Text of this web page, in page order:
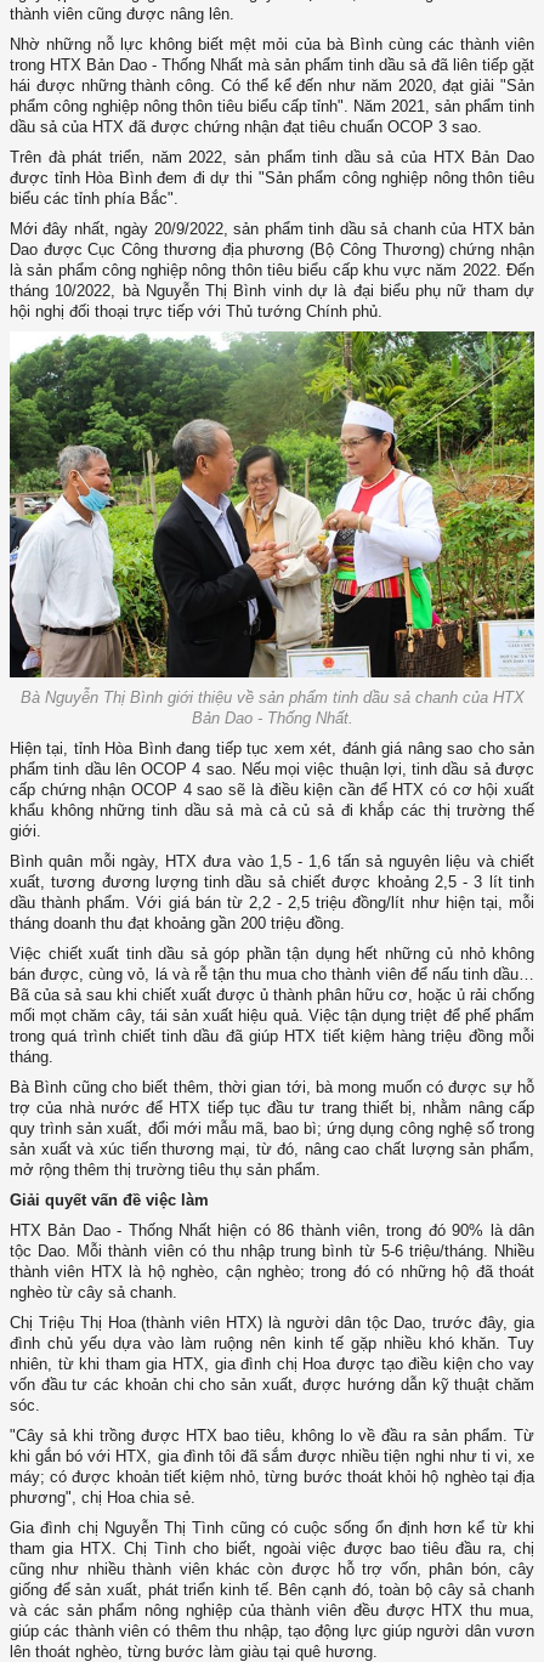
thành viên cũng được nâng lên.
Nhờ những nỗ lực không biết mệt mỏi của bà Bình cùng các thành viên
trong HTX Bản Dao - Thống Nhất mà sản phẩm tinh dầu sả đã liên tiếp gặt
hái được những thành công. Có thể kể đến như năm 2020, đạt giải "Sản
phẩm công nghiệp nông thôn tiêu biểu cấp tỉnh". Năm 2021, sản phẩm tinh
dầu sả của HTX đã được chứng nhận đạt tiêu chuẩn OCOP 3 sao.
Trên đà phát triển, năm 2022, sản phẩm tinh dầu sả của HTX Bản Dao
được tỉnh Hòa Bình đem đi dự thi "Sản phẩm công nghiệp nông thôn tiêu
biểu các tỉnh phía Bắc".
Mới đây nhất, ngày 20/9/2022, sản phẩm tinh dầu sả chanh của HTX bản
Dao được Cục Công thương địa phương (Bộ Công Thương) chứng nhận
là sản phẩm công nghiệp nông thôn tiêu biểu cấp khu vực năm 2022. Đến
tháng 10/2022, bà Nguyễn Thị Bình vinh dự là đại biểu phụ nữ tham dự
hội nghị đối thoại trực tiếp với Thủ tướng Chính phủ.
Bà Nguyễn Thị Bình giới thiệu về sản phẩm tinh dầu sả chanh của HTX
Bản Dao - Thống Nhất.
Hiện tại, tỉnh Hòa Bình đang tiếp tục xem xét, đánh giá nâng sao cho sản
phẩm tinh dầu lên OCOP 4 sao. Nếu mọi việc thuận lợi, tinh dầu sả được
cấp chứng nhận OCOP 4 sao sẽ là điều kiện cần để HTX có cơ hội xuất
khẩu không những tinh dầu sả mà cả củ sả đi khắp các thị trường thế
giới.
Bình quân mỗi ngày, HTX đưa vào 1,5 - 1,6 tấn sả nguyên liệu và chiết
xuất, tương đương lượng tinh dầu sả chiết được khoảng 2,5 - 3 lít tinh
dầu thành phẩm. Với giá bán từ 2,2 - 2,5 triệu đồng/lít như hiện tại, mỗi
tháng doanh thu đạt khoảng gần 200 triệu đồng.
Việc chiết xuất tinh dầu sả góp phần tận dụng hết những củ nhỏ không
bán được, cùng vỏ, lá và rễ tận thu mua cho thành viên để nấu tinh dầu…
Bã của sả sau khi chiết xuất được ủ thành phân hữu cơ, hoặc ủ rải chống
mối mọt chăm cây, tái sản xuất hiệu quả. Việc tận dụng triệt để phế phẩm
trong quá trình chiết tinh dầu đã giúp HTX tiết kiệm hàng triệu đồng mỗi
tháng.
Bà Bình cũng cho biết thêm, thời gian tới, bà mong muốn có được sự hỗ
trợ của nhà nước để HTX tiếp tục đầu tư trang thiết bị, nhằm nâng cấp
quy trình sản xuất, đổi mới mẫu mã, bao bì; ứng dụng công nghệ số trong
sản xuất và xúc tiến thương mại, từ đó, nâng cao chất lượng sản phẩm,
mở rộng thêm thị trường tiêu thụ sản phẩm.
Giải quyết vấn đề việc làm
HTX Bản Dao - Thống Nhất hiện có 86 thành viên, trong đó 90% là dân
tộc Dao. Mỗi thành viên có thu nhập trung bình từ 5-6 triệu/tháng. Nhiều
thành viên HTX là hộ nghèo, cận nghèo; trong đó có những hộ đã thoát
nghèo từ cây sả chanh.
Chị Triệu Thị Hoa (thành viên HTX) là người dân tộc Dao, trước đây, gia
đình chủ yếu dựa vào làm ruộng nên kinh tế gặp nhiều khó khăn. Tuy
nhiên, từ khi tham gia HTX, gia đình chị Hoa được tạo điều kiện cho vay
vốn đầu tư các khoản chi cho sản xuất, được hướng dẫn kỹ thuật chăm
sóc.
"Cây sả khi trồng được HTX bao tiêu, không lo về đầu ra sản phẩm. Từ
khi gắn bó với HTX, gia đình tôi đã sắm được nhiều tiện nghi như ti vi, xe
máy; có được khoản tiết kiệm nhỏ, từng bước thoát khỏi hộ nghèo tại địa
phương", chị Hoa chia sẻ.
Gia đình chị Nguyễn Thị Tình cũng có cuộc sống ổn định hơn kể từ khi
tham gia HTX. Chị Tình cho biết, ngoài việc được bao tiêu đầu ra, chị
cũng như nhiều thành viên khác còn được hỗ trợ vốn, phân bón, cây
giống để sản xuất, phát triển kinh tế. Bên cạnh đó, toàn bộ cây sả chanh
và các sản phẩm nông nghiệp của thành viên đều được HTX thu mua,
giúp các thành viên có thêm thu nhập, tạo động lực giúp người dân vươn
lên thoát nghèo, từng bước làm giàu tại quê hương.